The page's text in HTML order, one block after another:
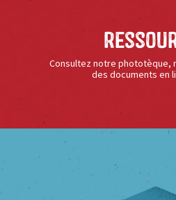
Consultez notre phototèque,
des documents en